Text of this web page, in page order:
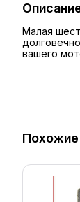
Малая
вашего